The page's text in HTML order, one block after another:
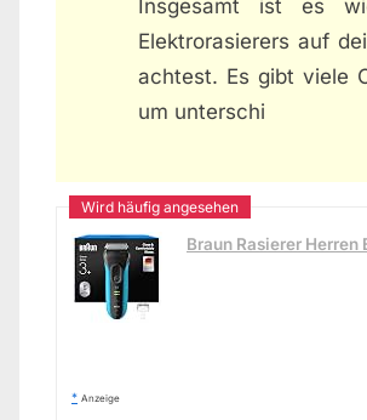
Insgesamt ist es
Elektrorasierers auf
achtest. Es gibt viele
um unterschi
Braun Rasierer
* Anzeige